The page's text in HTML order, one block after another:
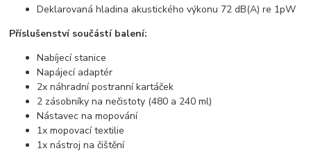
Deklarovaná hladina akustického výkonu 72 dB(A) re 1pW
Příslušenství součástí balení:
Nabíjecí stanice
Napájecí adaptér
2x náhradní postranní kartáček
2 zásobníky na nečistoty (480 a 240 ml)
Nástavec na mopování
1x mopovací textilie
1x nástroj na čištění